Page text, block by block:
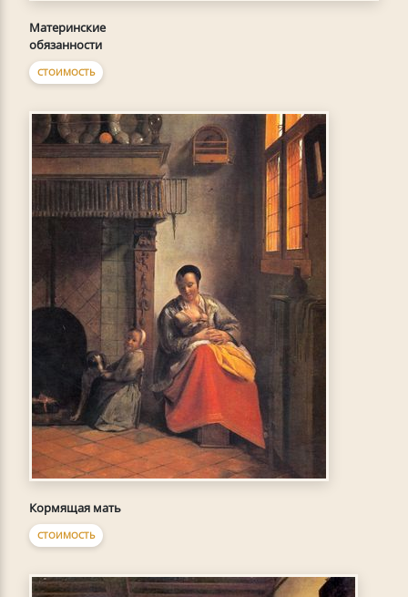
Материнские
обязанности
СТОИМОСТЬ
Кормящая мать
СТОИМОСТЬ